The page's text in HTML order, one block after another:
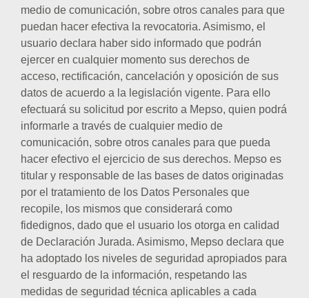
medio de comunicación, sobre otros canales para que
puedan hacer efectiva la revocatoria. Asimismo, el
usuario declara haber sido informado que podrán
ejercer en cualquier momento sus derechos de
acceso, rectificación, cancelación y oposición de sus
datos de acuerdo a la legislación vigente. Para ello
efectuará su solicitud por escrito a Mepso, quien podrá
informarle a través de cualquier medio de
comunicación, sobre otros canales para que pueda
hacer efectivo el ejercicio de sus derechos. Mepso es
titular y responsable de las bases de datos originadas
por el tratamiento de los Datos Personales que
recopile, los mismos que considerará como
fidedignos, dado que el usuario los otorga en calidad
de Declaración Jurada. Asimismo, Mepso declara que
ha adoptado los niveles de seguridad apropiados para
el resguardo de la información, respetando las
medidas de seguridad técnica aplicables a cada